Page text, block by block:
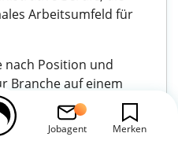
Arbeitsumfeld für
nach Position und
Branche auf einem
Evangelische
sich an den
bietet zusätzlich
Jobagent Merken